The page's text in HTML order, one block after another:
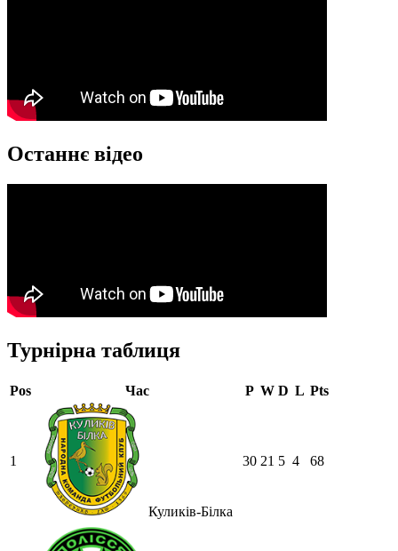
Останнє відео
Турнірна таблиця
Pos Час P W D L Pts
1
Куликів-Білка
30 21 5 4 68